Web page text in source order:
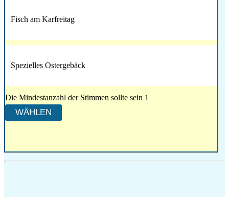
Fisch am Karfreitag
Spezielles Ostergebäck
Die Mindestanzahl der Stimmen sollte sein 1